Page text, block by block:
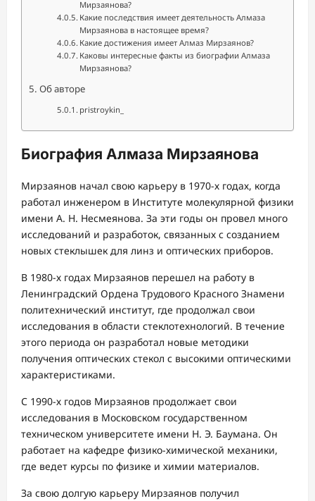
Мирзаянова?
Какие последствия имеет деятельность Алмаза
Мирзаянова в настоящее время?
Какие достижения имеет Алмаз Мирзаянов?
Каковы интересные факты из биографии Алмаза
Мирзаянова?
Об авторе
pristroykin_
Биография Алмаза Мирзаянова
Мирзаянов начал свою карьеру в 1970-х годах, когда
работал инженером в Институте молекулярной физики
имени А. Н. Несмеянова. За эти годы он провел много
исследований и разработок, связанных с созданием
новых стеклышек для линз и оптических приборов.
В 1980-х годах Мирзаянов перешел на работу в
Ленинградский Ордена Трудового Красного Знамени
политехнический институт, где продолжал свои
исследования в области стеклотехнологий. В течение
этого периода он разработал новые методики
получения оптических стекол с высокими оптическими
характеристиками.
С 1990-х годов Мирзаянов продолжает свои
исследования в Московском государственном
техническом университете имени Н. Э. Баумана. Он
работает на кафедре физико-химической механики,
где ведет курсы по физике и химии материалов.
За свою долгую карьеру Мирзаянов получил